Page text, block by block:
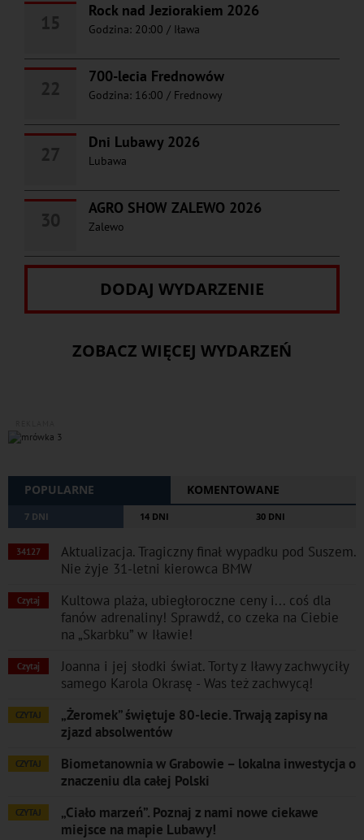
Rock nad Jeziorakiem 2026
Godzina: 20:00 / Iława
700-lecia Frednowów
Godzina: 16:00 / Frednowy
Dni Lubawy 2026
Lubawa
AGRO SHOW ZALEWO 2026
Zalewo
DODAJ WYDARZENIE
ZOBACZ WIĘCEJ WYDARZEŃ
POPULARNE KOMENTOWANE
7 DNI 14 DNI 30 DNI
34127
Aktualizacja. Tragiczny finał wypadku pod Suszem.
Nie żyje 31-letni kierowca BMW
Czytaj
Kultowa plaża, ubiegłoroczne ceny i... coś dla
fanów adrenaliny! Sprawdź, co czeka na Ciebie
na „Skarbku” w Iławie!
Czytaj
Joanna i jej słodki świat. Torty z Iławy zachwyciły
samego Karola Okrasę - Was też zachwycą!
CZYTAJ
„Żeromek” świętuje 80-lecie. Trwają zapisy na
zjazd absolwentów
CZYTAJ
Biometanownia w Grabowie – lokalna inwestycja o
znaczeniu dla całej Polski
CZYTAJ
„Ciało marzeń”. Poznaj z nami nowe ciekawe
miejsce na mapie Lubawy!